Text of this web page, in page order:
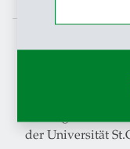
interkantonalen
die maximale
der Universität